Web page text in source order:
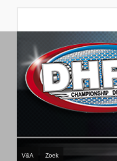
V&A Zoek